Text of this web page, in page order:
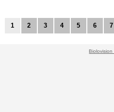
1 2 3 4 5 6 7
Biolovision